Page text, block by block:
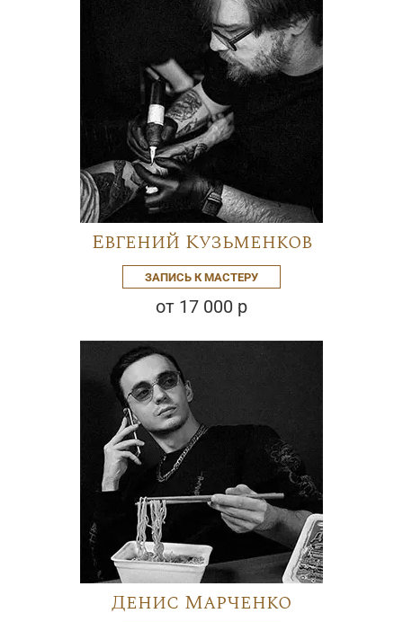
Евгений Кузьменков
ЗАПИСЬ К МАСТЕРУ
от 17 000 р
Денис Марченко